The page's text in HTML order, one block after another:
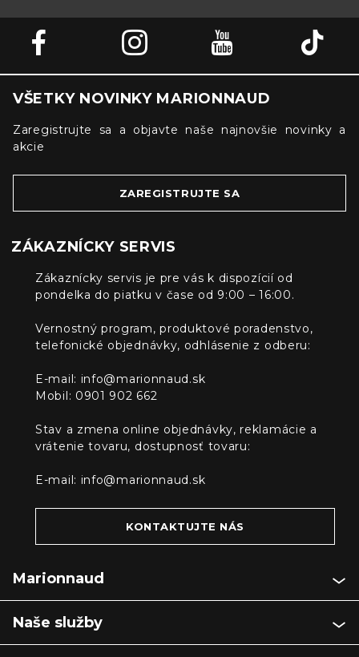
VŠETKY NOVINKY MARIONNAUD
Zaregistrujte sa a objavte naše najnovšie novinky a
akcie
ZAREGISTRUJTE SA
ZÁKAZNÍCKY SERVIS
Zákaznícky servis je pre vás k dispozícií od
pondelka do piatku v čase od 9:00 – 16:00.
Vernostný program, produktové poradenstvo,
telefonické objednávky, odhlásenie z odberu:
E-mail: info@marionnaud.sk
Mobil: 0901 902 662
Stav a zmena online objednávky, reklamácie a
vrátenie tovaru, dostupnosť tovaru:
E-mail: info@marionnaud.sk
KONTAKTUJTE NÁS
Marionnaud
Naše služby